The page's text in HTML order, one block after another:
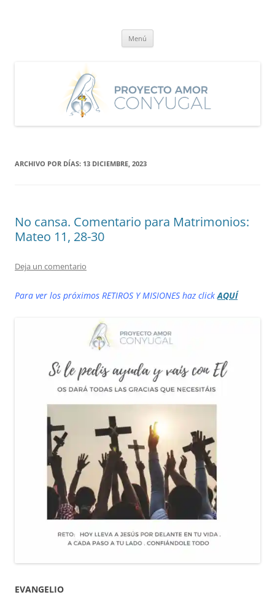
Menú
ARCHIVO POR DÍAS: 13 DICIEMBRE, 2023
No cansa. Comentario para Matrimonios:
Mateo 11, 28-30
Deja un comentario
Para ver los próximos RETIROS Y MISIONES haz clickAQUÍ
EVANGELIO